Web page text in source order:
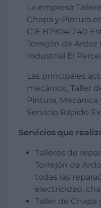
La empresa
Chapa y Pintura
CIF B79041240
Torrejón de Ardoz
Industrial El
Las principales
mecánico, Taller
Pintura,
Servicio Rápido
Servicios que
Talleres de
Torrejón de
todas las
electricidad,
Taller de Chapa